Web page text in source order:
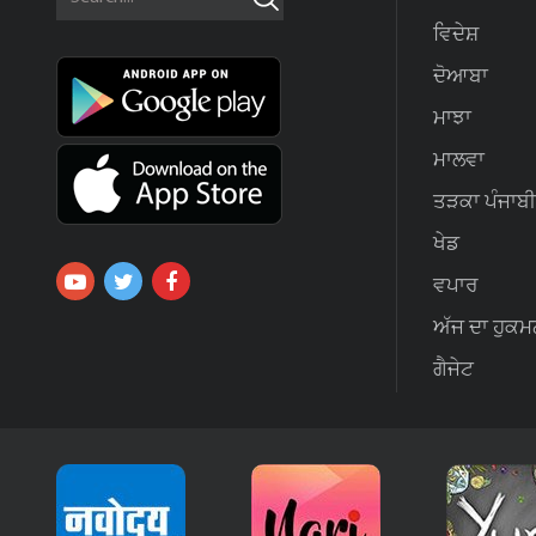
ਵਿਦੇਸ਼
ਦੋਆਬਾ
ਮਾਝਾ
ਮਾਲਵਾ
ਤੜਕਾ ਪੰਜਾਬੀ
ਖੇਡ
ਵਪਾਰ
ਅੱਜ ਦਾ
ਗੈਜੇਟ